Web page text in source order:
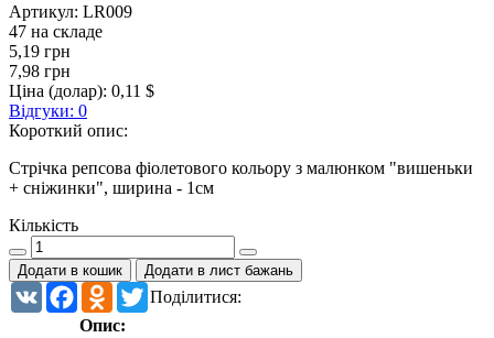
Артикул: LR009
47 на складе
5,19 грн
7,98 грн
Ціна (долар): 0,11 $
Відгуки: 0
Короткий опис:
Стрічка репсова фіолетового кольору з малюнком "вишеньки
+ сніжинки", ширина - 1см
Кількість
Додати в кошик Додати в лист бажань
Поділитися:
VK FacebookOdnoklassniki
Twitter
Опис: